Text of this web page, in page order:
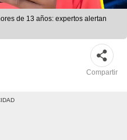
de 13 años: expertos alertan
Compartir